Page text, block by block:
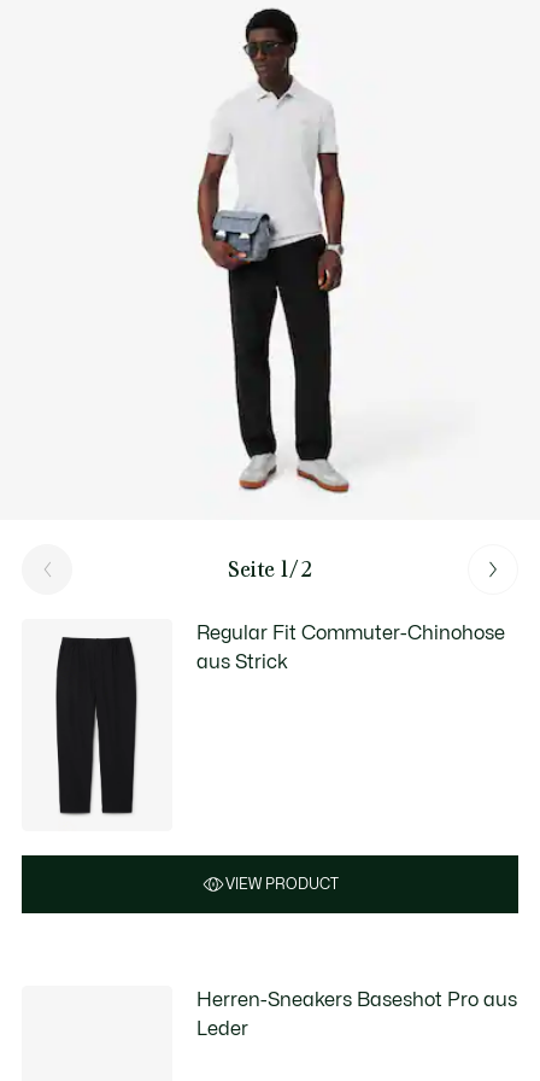
Seite 1/2
Regular Fit Commuter-Chinohose
aus Strick
VIEW PRODUCT
Herren-Sneakers Baseshot Pro aus
Leder